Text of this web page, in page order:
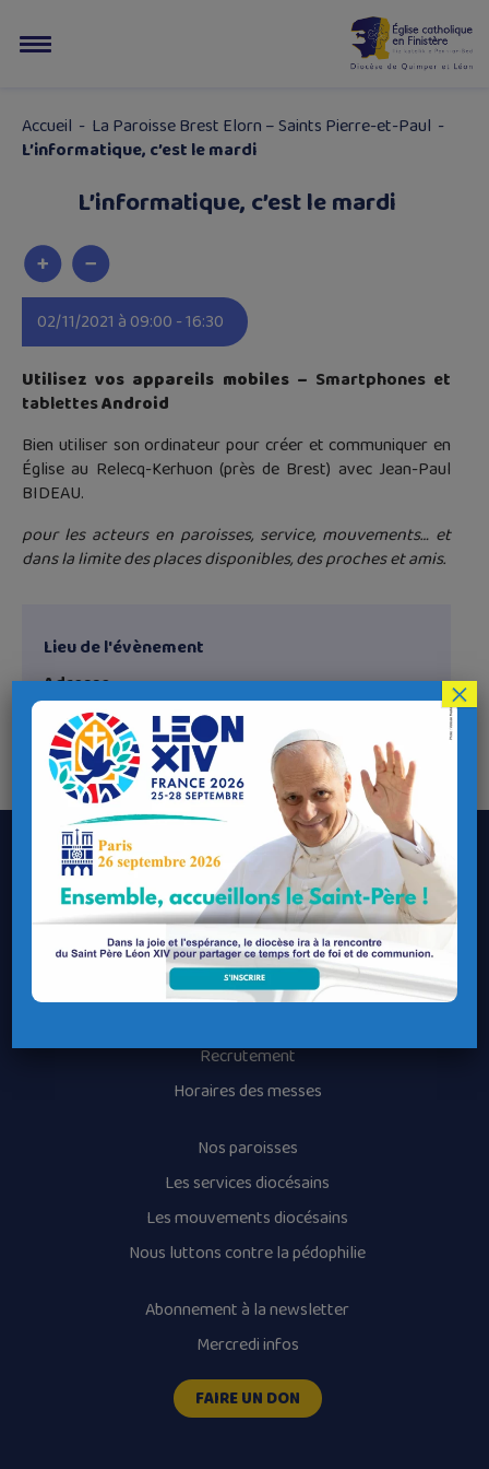
Accueil - La Paroisse Brest Elorn – Saints Pierre-et-Paul -
L’informatique, c’est le mardi
L’informatique, c’est le mardi
02/11/2021 à 09:00 - 16:30
Utilisez vos appareils mobiles – Smartphones et
tablettesAndroid
Bien utiliser son ordinateur pour créer et communiquer en
Église au Relecq-Kerhuon (près de Brest) avec Jean-Paul
BIDEAU.
pour les acteurs en paroisses, service, mouvements… et
dans la limite des places disponibles, des proches et amis.
Lieu de l'évènement
Adresse
Espace Letty
20 rue Abbé Letty - 29480 Le Relecq-Kerhuon
Le Diocèse de Quimper et Léon
Contacter le Diocèse
Contacter ma Paroisse
Contacter un service
Recrutement
Horaires des messes
Nos paroisses
Les services diocésains
Les mouvements diocésains
Nous luttons contre la pédophilie
Abonnement à la newsletter
Mercredi infos
FAIRE UN DON
×